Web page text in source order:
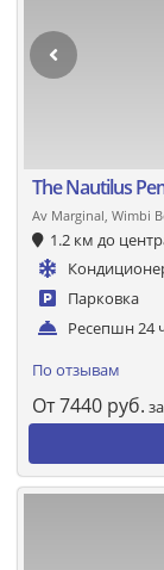
The Nautilus
Av Marginal, Wimbi
1.2 км до
Парковка
Ресепшн 24
По отзывам
От7440 руб.